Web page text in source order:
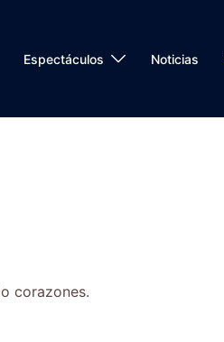
Espectáculos Noticias
corazones.